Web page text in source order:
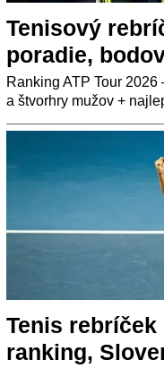
Tenisový
poradie,
Ranking ATP Tour
a štvorhry mužov +
Tenis rebríček
ranking,